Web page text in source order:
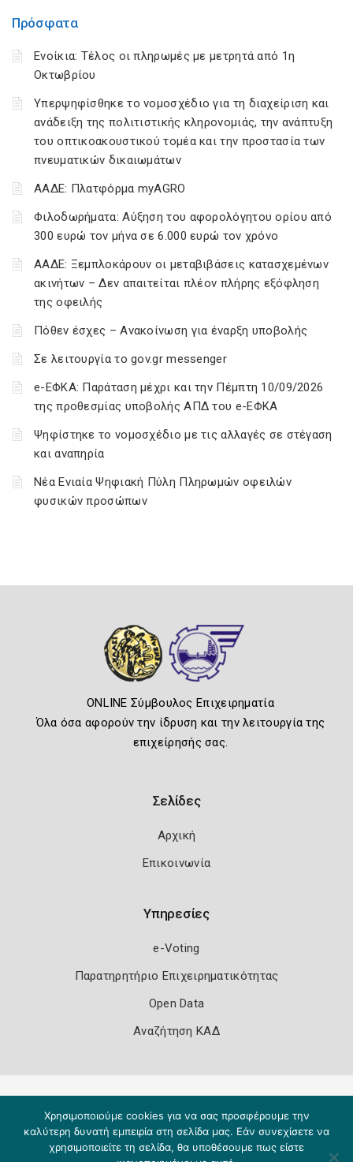
Πρόσφατα
Ενοίκια: Τέλος οι πληρωμές με μετρητά από 1η
Οκτωβρίου
Υπερψηφίσθηκε το νομοσχέδιο για τη διαχείριση και
ανάδειξη της πολιτιστικής κληρονομιάς, την ανάπτυξη
του οπτικοακουστικού τομέα και την προστασία των
πνευματικών δικαιωμάτων
ΑΑΔΕ: Πλατφόρμα myAGRO
Φιλοδωρήματα: Αύξηση του αφορολόγητου ορίου από
300 ευρώ τον μήνα σε 6.000 ευρώ τον χρόνο
ΑΑΔΕ: Ξεμπλοκάρουν οι μεταβιβάσεις κατασχεμένων
ακινήτων – Δεν απαιτείται πλέον πλήρης εξόφληση
της οφειλής
Πόθεν έσχες – Ανακοίνωση για έναρξη υποβολής
Σε λειτουργία το gov.gr messenger
e-ΕΦΚΑ: Παράταση μέχρι και την Πέμπτη 10/09/2026
της προθεσμίας υποβολής ΑΠΔ του e-ΕΦΚΑ
Ψηφίστηκε το νομοσχέδιο με τις αλλαγές σε στέγαση
και αναπηρία
Νέα Ενιαία Ψηφιακή Πύλη Πληρωμών οφειλών
φυσικών προσώπων
ONLINE Σύμβουλος Επιχειρηματία
Όλα όσα αφορούν την ίδρυση και την λειτουργία της
επιχείρησής σας.
Σελίδες
Αρχική
Επικοινωνία
Υπηρεσίες
e-Voting
Παρατηρητήριο Επιχειρηματικότητας
Open Data
Αναζήτηση ΚΑΔ
Χρησιμοποιούμε cookies για να σας προσφέρουμε την
καλύτερη δυνατή εμπειρία στη σελίδα μας. Εάν συνεχίσετε να
χρησιμοποιείτε τη σελίδα, θα υποθέσουμε πως είστε
Copyright 2026 Knowledge A.E.